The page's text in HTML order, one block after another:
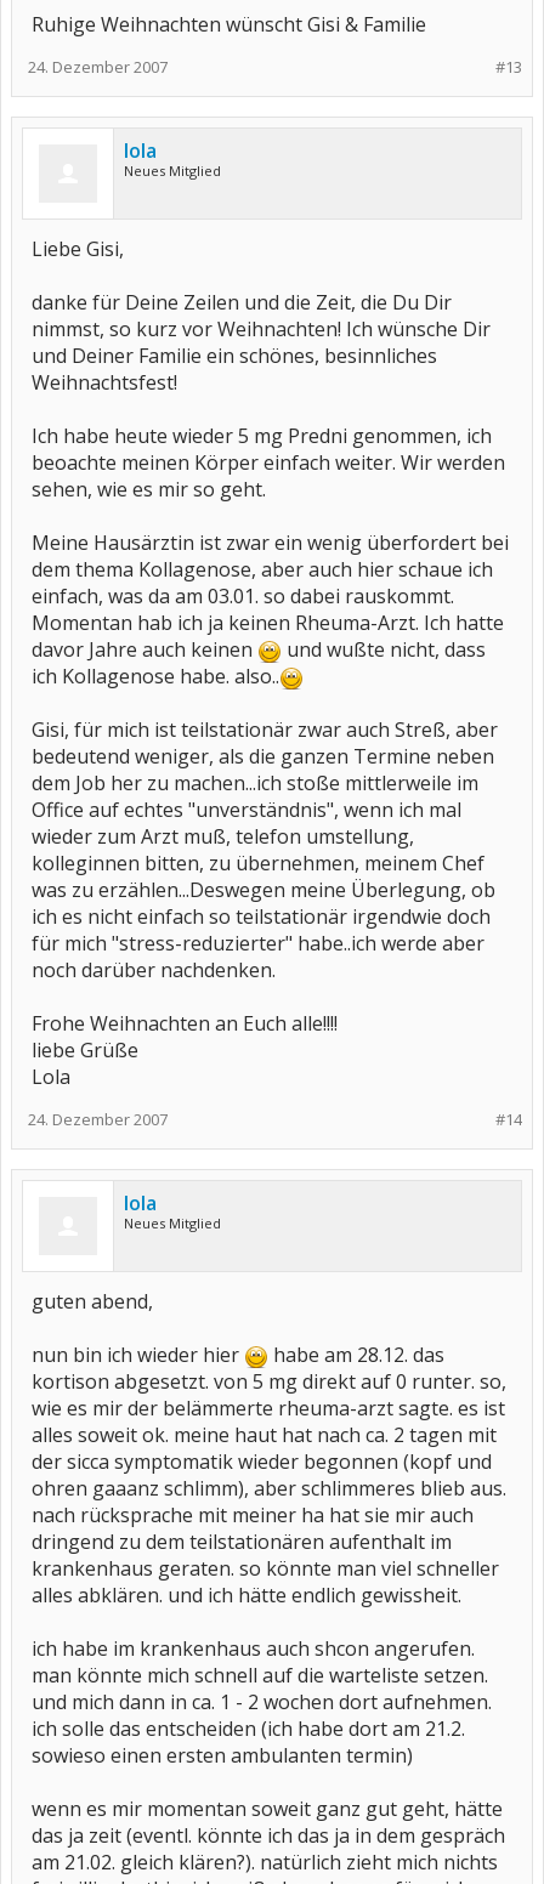
Ruhige Weihnachten wünscht Gisi & Familie
#13
24. Dezember 2007
lola
Neues Mitglied
Liebe Gisi,
danke für Deine Zeilen und die Zeit, die Du Dir
nimmst, so kurz vor Weihnachten! Ich wünsche Dir
und Deiner Familie ein schönes, besinnliches
Weihnachtsfest!
Ich habe heute wieder 5 mg Predni genommen, ich
beoachte meinen Körper einfach weiter. Wir werden
sehen, wie es mir so geht.
Meine Hausärztin ist zwar ein wenig überfordert bei
dem thema Kollagenose, aber auch hier schaue ich
einfach, was da am 03.01. so dabei rauskommt.
Momentan hab ich ja keinen Rheuma-Arzt. Ich hatte
davor Jahre auch keinen
und wußte nicht, dass
ich Kollagenose habe. also..
Gisi, für mich ist teilstationär zwar auch Streß, aber
bedeutend weniger, als die ganzen Termine neben
dem Job her zu machen...ich stoße mittlerweile im
Office auf echtes "unverständnis", wenn ich mal
wieder zum Arzt muß, telefon umstellung,
kolleginnen bitten, zu übernehmen, meinem Chef
was zu erzählen...Deswegen meine Überlegung, ob
ich es nicht einfach so teilstationär irgendwie doch
für mich "stress-reduzierter" habe..ich werde aber
noch darüber nachdenken.
Frohe Weihnachten an Euch alle!!!!
liebe Grüße
Lola
#14
24. Dezember 2007
lola
Neues Mitglied
guten abend,
nun bin ich wieder hier
habe am 28.12. das
kortison abgesetzt. von 5 mg direkt auf 0 runter. so,
wie es mir der belämmerte rheuma-arzt sagte. es ist
alles soweit ok. meine haut hat nach ca. 2 tagen mit
der sicca symptomatik wieder begonnen (kopf und
ohren gaaanz schlimm), aber schlimmeres blieb aus.
nach rücksprache mit meiner ha hat sie mir auch
dringend zu dem teilstationären aufenthalt im
krankenhaus geraten. so könnte man viel schneller
alles abklären. und ich hätte endlich gewissheit.
ich habe im krankenhaus auch shcon angerufen.
man könnte mich schnell auf die warteliste setzen.
und mich dann in ca. 1 - 2 wochen dort aufnehmen.
ich solle das entscheiden (ich habe dort am 21.2.
sowieso einen ersten ambulanten termin)
wenn es mir momentan soweit ganz gut geht, hätte
das ja zeit (eventl. könnte ich das ja in dem gespräch
am 21.02. gleich klären?). natürlich zieht mich nichts